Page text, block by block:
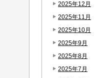
2025年12月
2025年11月
2025年10月
2025年9月
2025年8月
2025年7月